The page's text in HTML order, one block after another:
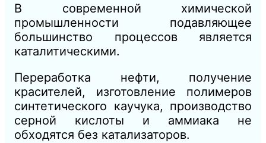
В современной химической
промышленности подавляющее
большинство процессов является
каталитическими.
Переработка нефти, получение
красителей, изготовление полимеров
синтетического каучука, производство
серной кислоты и аммиака не
обходятся без катализаторов.